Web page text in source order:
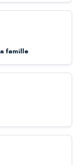
famille